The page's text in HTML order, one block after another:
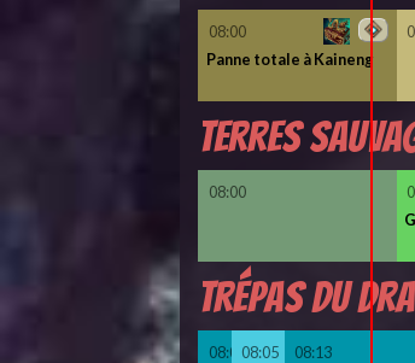
08:00
Panne totale à Kaineng
Terres
08:00
Trépas du
08:0008:05
08:13